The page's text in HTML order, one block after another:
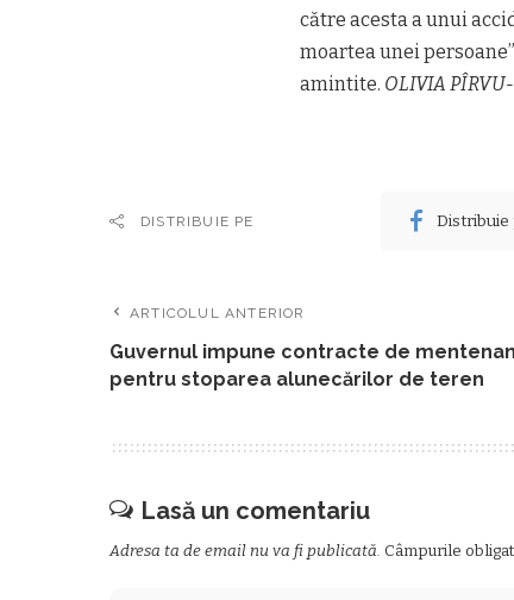
către acesta a unui
moartea unei
amintite. OLIVIA
DISTRIBUIE PE Distribuie
ARTICOLUL ANTERIOR
Guvernul impune contracte de
pentru stoparea alunecărilor de teren
Lasă un comentariu
Adresa ta de email nu va fi publicată. Câmpurile